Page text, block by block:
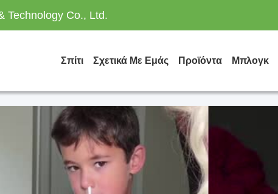
Technology Co., Ltd.
Σπίτι Σχετικά Με Εμάς Προϊόντα Μπλογκ